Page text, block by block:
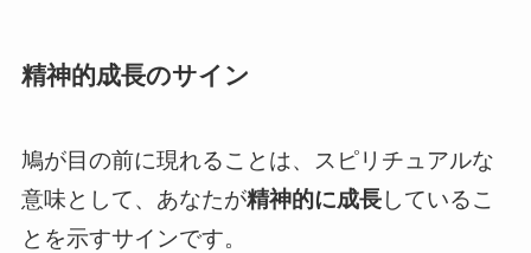
精神的成長のサイン
鳩が目の前に現れることは、スピリチュアルな
意味として、あなたが精神的に成長しているこ
とを示すサインです。